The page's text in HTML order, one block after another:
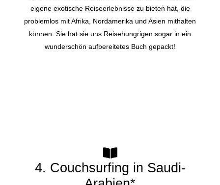
eigene exotische Reiseerlebnisse zu bieten hat, die
problemlos mit Afrika, Nordamerika und Asien mithalten
können. Sie hat sie uns Reisehungrigen sogar in ein
wunderschön aufbereitetes Buch gepackt!
4. Couchsurfing in Saudi-